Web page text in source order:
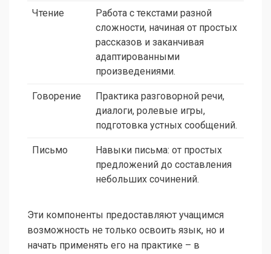
Чтение
Работа с текстами разной
сложности, начиная от простых
рассказов и заканчивая
адаптированными
произведениями.
Говорение
Практика разговорной речи,
диалоги, ролевые игры,
подготовка устных сообщений.
Письмо
Навыки письма: от простых
предложений до составления
небольших сочинений.
Эти компоненты предоставляют учащимся
возможность не только освоить язык, но и
начать применять его на практике – в